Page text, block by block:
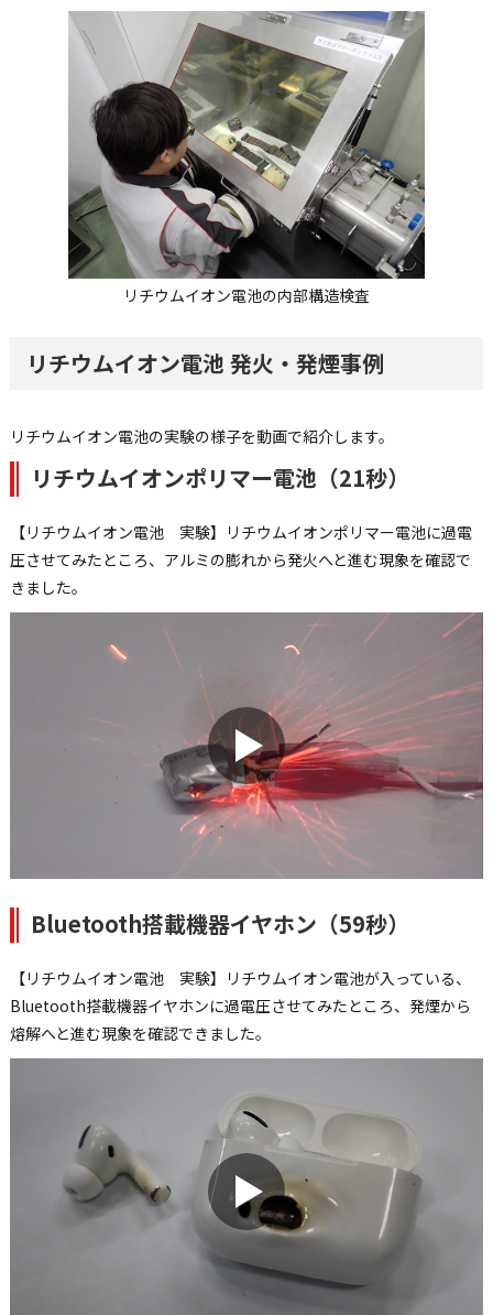
リチウムイオン電池の内部構造検査
リチウムイオン電池 発火・発煙事例
リチウムイオン電池の実験の様子を動画で紹介します。
リチウムイオンポリマー電池（21秒）
【リチウムイオン電池 実験】リチウムイオンポリマー電池に過電
圧させてみたところ、アルミの膨れから発火へと進む現象を確認で
きました。
Bluetooth搭載機器イヤホン（59秒）
【リチウムイオン電池 実験】リチウムイオン電池が入っている、
Bluetooth搭載機器イヤホンに過電圧させてみたところ、発煙から
熔解へと進む現象を確認できました。